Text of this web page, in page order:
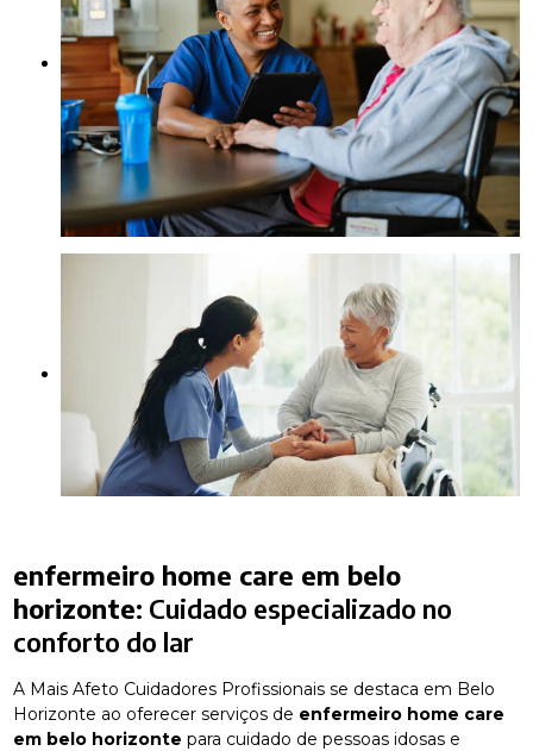
enfermeiro home care em belo
horizonte: Cuidado especializado no
conforto do lar
A Mais Afeto Cuidadores Profissionais se destaca em Belo
Horizonte ao oferecer serviços de enfermeiro home care
em belo horizonte para cuidado de pessoas idosas e